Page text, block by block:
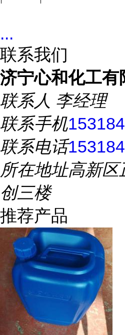
...
联系我们
济宁心和化工有
联系人 李经理
联系手机
联系电话
所在地址高新区
创三楼
推荐产品